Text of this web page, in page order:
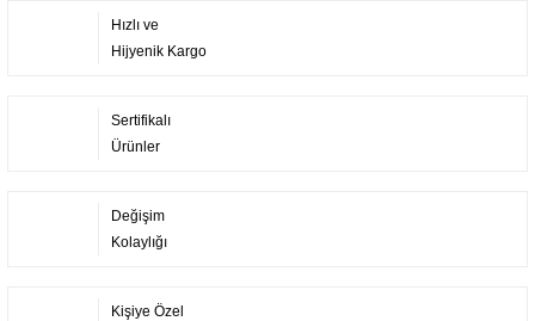
Hızlı ve
Hijyenik Kargo
Sertifikalı
Ürünler
Değişim
Kolaylığı
Kişiye Özel